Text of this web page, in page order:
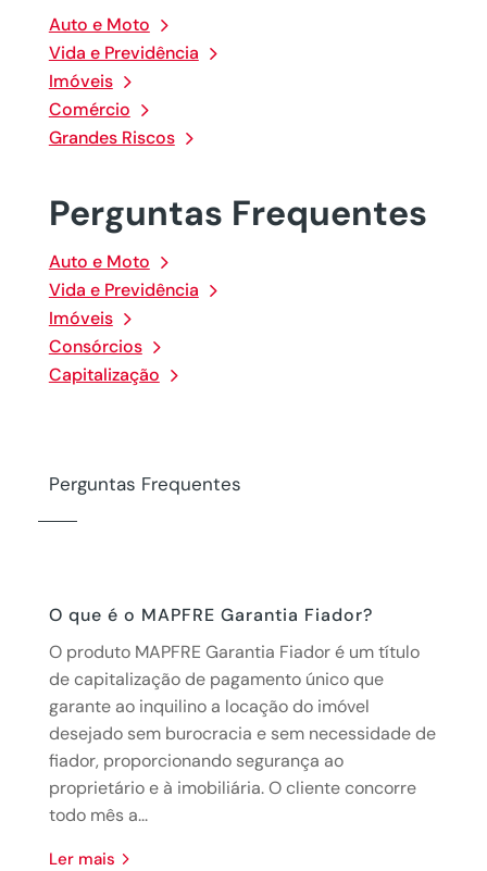
Auto e Moto
Vida e Previdência
Imóveis
Comércio
Grandes Riscos
Perguntas Frequentes
Auto e Moto
Vida e Previdência
Imóveis
Consórcios
Capitalização
Perguntas Frequentes
O que é o MAPFRE Garantia Fiador?
O produto MAPFRE Garantia Fiador é um título
de capitalização de pagamento único que
garante ao inquilino a locação do imóvel
desejado sem burocracia e sem necessidade de
fiador, proporcionando segurança ao
proprietário e à imobiliária. O cliente concorre
todo mês a...
ler mais